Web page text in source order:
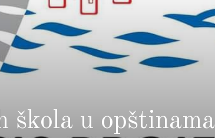
škola u opštinama